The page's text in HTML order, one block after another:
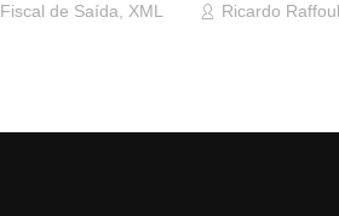
Fiscal de Saída
XML Ricardo Raffoul